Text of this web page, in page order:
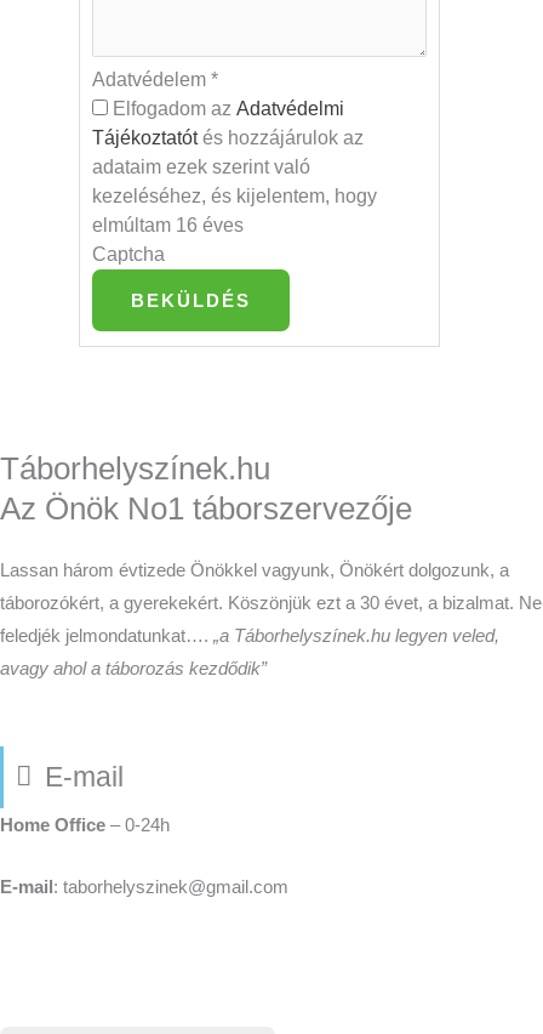
Adatvédelem *
Elfogadom az Adatvédelmi
Tájékoztatótés hozzájárulok az
adataim ezek szerint való
kezeléséhez, és kijelentem, hogy
elmúltam 16 éves
Captcha
BEKÜLDÉS
Táborhelyszínek.hu
Az Önök No1 táborszervezője
Lassan három évtizede Önökkel vagyunk, Önökért dolgozunk, a
táborozókért, a gyerekekért. Köszönjük ezt a 30 évet, a bizalmat. Ne
feledjék jelmondatunkat…. „a Táborhelyszínek.hu legyen veled,
avagy ahol a táborozás kezdődik”
E-mail
Home Office – 0-24h
E-mail: taborhelyszinek@gmail.com